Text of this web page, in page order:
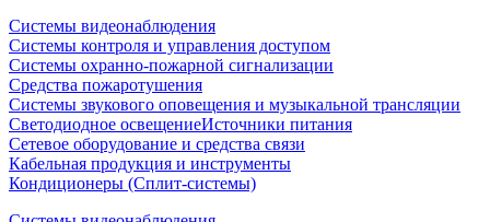
Системы видеонаблюдения
Системы контроля и управления доступом
Системы охранно-пожарной сигнализации
Средства пожаротушения
Системы звукового оповещения и музыкальной трансляции
Светодиодное освещениеИсточники питания
Сетевое оборудование и средства связи
Кабельная продукция и инструменты
Кондиционеры (Сплит-системы)